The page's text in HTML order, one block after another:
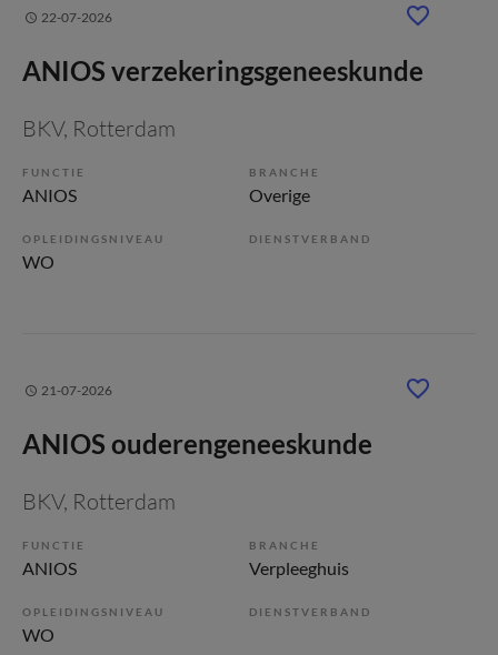
22-07-2026
ANIOS verzekeringsgeneeskunde
BKV, Rotterdam
FUNCTIE
ANIOS
BRANCHE
Overige
OPLEIDINGSNIVEAU
WO
DIENSTVERBAND
21-07-2026
ANIOS ouderengeneeskunde
BKV, Rotterdam
FUNCTIE
ANIOS
BRANCHE
Verpleeghuis
OPLEIDINGSNIVEAU
WO
DIENSTVERBAND